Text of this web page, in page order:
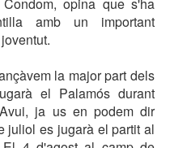
amb un important
la major part dels
el Palamós durant
ja us en podem dir
juliol es jugarà el partit al